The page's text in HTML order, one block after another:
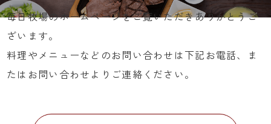
毎日牧場のホームページをご覧いただきありがとうご
ざいます。
料理やメニューなどのお問い合わせは下記お電話、ま
たはお問い合わせよりご連絡ください。